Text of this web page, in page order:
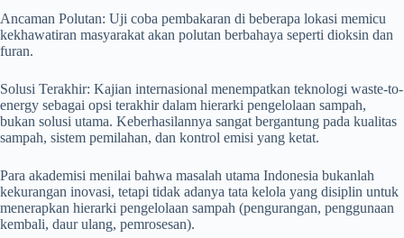
Ancaman Polutan: Uji coba pembakaran di beberapa lokasi memicu
kekhawatiran masyarakat akan polutan berbahaya seperti dioksin dan
furan.
Solusi Terakhir: Kajian internasional menempatkan teknologi waste-to-
energy sebagai opsi terakhir dalam hierarki pengelolaan sampah,
bukan solusi utama. Keberhasilannya sangat bergantung pada kualitas
sampah, sistem pemilahan, dan kontrol emisi yang ketat.
Para akademisi menilai bahwa masalah utama Indonesia bukanlah
kekurangan inovasi, tetapi tidak adanya tata kelola yang disiplin untuk
menerapkan hierarki pengelolaan sampah (pengurangan, penggunaan
kembali, daur ulang, pemrosesan).